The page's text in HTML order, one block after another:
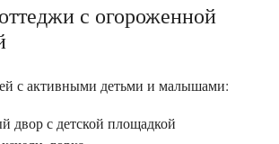
с огороженной
с активными детьми и малышами:
двор с детской площадкой